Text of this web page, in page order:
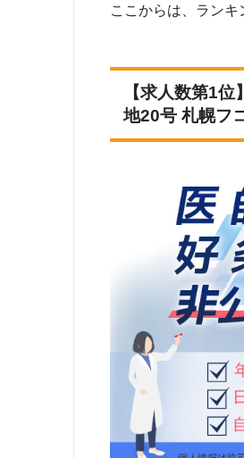
民間医局
Dr.転職なび
Very-Match（
リクルートド
e-doctor
メディキャリア
DtoDコンシェ
ドクターエー
15 医師転職コン
16 医師ジョブ
17 ドクターキャ
調査対象とした転職
調査
ここからは、ランキ
【求人数第1
地20号 札幌フ